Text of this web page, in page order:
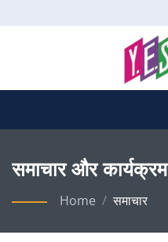
समाचार और कार्यक्रम
Home / समाचार